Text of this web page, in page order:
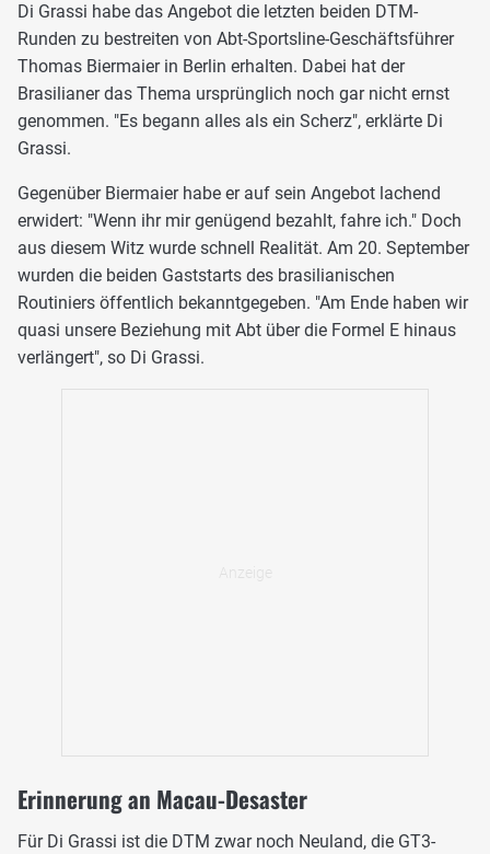
Di Grassi habe das Angebot die letzten beiden DTM-
Runden zu bestreiten von Abt-Sportsline-Geschäftsführer
Thomas Biermaier in Berlin erhalten. Dabei hat der
Brasilianer das Thema ursprünglich noch gar nicht ernst
genommen. "Es begann alles als ein Scherz", erklärte Di
Grassi.
Gegenüber Biermaier habe er auf sein Angebot lachend
erwidert: "Wenn ihr mir genügend bezahlt, fahre ich." Doch
aus diesem Witz wurde schnell Realität. Am 20. September
wurden die beiden Gaststarts des brasilianischen
Routiniers öffentlich bekanntgegeben. "Am Ende haben wir
quasi unsere Beziehung mit Abt über die Formel E hinaus
verlängert", so Di Grassi.
Erinnerung an Macau-Desaster
Für Di Grassi ist die DTM zwar noch Neuland, die GT3-